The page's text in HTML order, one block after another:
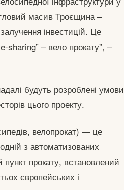
масив Троєщина –
інвестицій. Це
sharing” – вело прокату”, –
будуть розроблені умови
цього проекту.
велопрокат) — це
з автоматизованих
прокату, встановлений
європейських і